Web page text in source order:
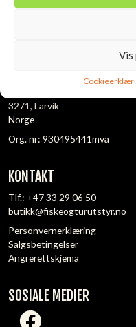
Vis
Fiske- og Turutstyr AS
3271, Larvik
Norge
Org. nr: 930495441mva
KONTAKT
Tlf.: +47 33 29 06 50
butikk@fiskeogturutstyr.no
Personvernerklæring
Salgsbetingelser
Angrerettskjema
SOSIALE MEDIER